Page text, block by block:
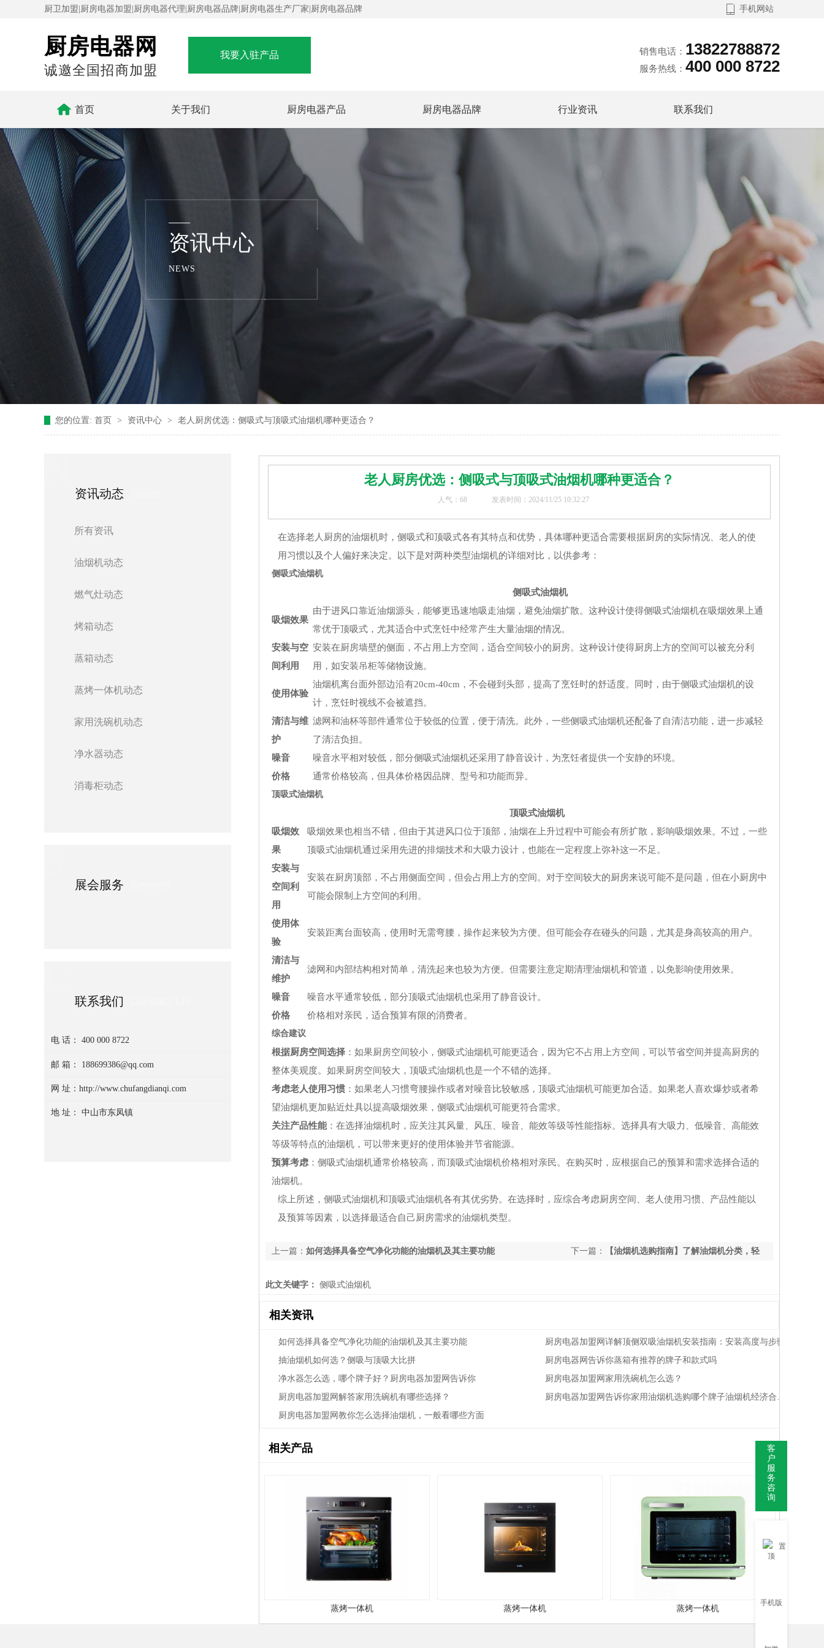
厨卫加盟|厨房电器加盟|厨房电器代理|厨房电器品牌|厨房电器生产厂家|厨房电器品牌  手机网站
厨房电器网
诚邀全国招商加盟
我要入驻产品 销售电话： 13822788872
服务热线： 400 000 8722
 首页 关于我们 厨房电器产品 厨房电器品牌 行业资讯 联系我们
资讯中心
NEWS
您的位置: 首页 > 资讯中心 > 老人厨房优选：侧吸式与顶吸式油烟机哪种更适合？
资讯动态
所有资讯
油烟机动态
燃气灶动态
烤箱动态
蒸箱动态
蒸烤一体机动态
家用洗碗机动态
净水器动态
消毒柜动态
展会服务
联系我们
电 话： 400 000 8722
邮 箱： 188699386@qq.com
网 址：http://www.chufangdianqi.com
地 址： 中山市东凤镇
老人厨房优选：侧吸式与顶吸式油烟机哪种更适合？
人气： 68 发表时间：2024/11/25 10:32:27
在选择老人厨房的油烟机时，侧吸式和顶吸式各有其特点和优势，具体哪种更适合需要根据厨房的实际情况、老人的使
用习惯以及个人偏好来决定。以下是对两种类型油烟机的详细对比，以供参考：
侧吸式油烟机
侧吸式油烟机
吸烟效果
由于进风口靠近油烟源头，能够更迅速地吸走油烟，避免油烟扩散。这种设计使得侧吸式油烟机在吸烟效果上通
常优于顶吸式，尤其适合中式烹饪中经常产生大量油烟的情况。
安装与空
间利用
安装在厨房墙壁的侧面，不占用上方空间，适合空间较小的厨房。这种设计使得厨房上方的空间可以被充分利
用，如安装吊柜等储物设施。
使用体验
油烟机离台面外部边沿有20cm-40cm，不会碰到头部，提高了烹饪时的舒适度。同时，由于侧吸式油烟机的设
计，烹饪时视线不会被遮挡。
清洁与维
护
滤网和油杯等部件通常位于较低的位置，便于清洗。此外，一些侧吸式油烟机还配备了自清洁功能，进一步减轻
了清洁负担。
噪音
噪音水平相对较低，部分侧吸式油烟机还采用了静音设计，为烹饪者提供一个安静的环境。
价格
通常价格较高，但具体价格因品牌、型号和功能而异。
顶吸式油烟机
顶吸式油烟机
吸烟效
果
吸烟效果也相当不错，但由于其进风口位于顶部，油烟在上升过程中可能会有所扩散，影响吸烟效果。不过，一些
顶吸式油烟机通过采用先进的排烟技术和大吸力设计，也能在一定程度上弥补这一不足。
安装与
空间利
用
安装在厨房顶部，不占用侧面空间，但会占用上方的空间。对于空间较大的厨房来说可能不是问题，但在小厨房中
可能会限制上方空间的利用。
使用体
验
安装距离台面较高，使用时无需弯腰，操作起来较为方便。但可能会存在碰头的问题，尤其是身高较高的用户。
清洁与
维护
滤网和内部结构相对简单，清洗起来也较为方便。但需要注意定期清理油烟机和管道，以免影响使用效果。
噪音
噪音水平通常较低，部分顶吸式油烟机也采用了静音设计。
价格
价格相对亲民，适合预算有限的消费者。
综合建议
根据厨房空间选择 ：如果厨房空间较小，侧吸式油烟机可能更适合，因为它不占用上方空间，可以节省空间并提高厨房的
整体美观度。如果厨房空间较大，顶吸式油烟机也是一个不错的选择。
考虑老人使用习惯 ：如果老人习惯弯腰操作或者对噪音比较敏感，顶吸式油烟机可能更加合适。如果老人喜欢爆炒或者希
望油烟机更加贴近灶具以提高吸烟效果，侧吸式油烟机可能更符合需求。
关注产品性能 ：在选择油烟机时，应关注其风量、风压、噪音、能效等级等性能指标。选择具有大吸力、低噪音、高能效
等级等特点的油烟机，可以带来更好的使用体验并节省能源。
预算考虑 ：侧吸式油烟机通常价格较高，而顶吸式油烟机价格相对亲民。在购买时，应根据自己的预算和需求选择合适的
油烟机。
综上所述，侧吸式油烟机和顶吸式油烟机各有其优劣势。在选择时，应综合考虑厨房空间、老人使用习惯、产品性能以
及预算等因素，以选择最适合自己厨房需求的油烟机类型。
下一篇：
【油烟机选购指南】了解油烟机分类，轻
上一篇： 如何选择具备空气净化功能的油烟机及其主要功能
此文关键字： 侧吸式油烟机
相关资讯
如何选择具备空气净化功能的油烟机及其主要功能
厨房电器加盟网详解顶侧双吸油烟机安装指南：安装高度与步骤
抽油烟机如何选？侧吸与顶吸大比拼
厨房电器网告诉你蒸箱有推荐的牌子和款式吗
净水器怎么选，哪个牌子好？厨房电器加盟网告诉你
厨房电器加盟网家用洗碗机怎么选？
厨房电器加盟网解答家用洗碗机有哪些选择？
厨房电器加盟网告诉你家用油烟机选购哪个牌子油烟机经济合适？
厨房电器加盟网教你怎么选择油烟机，一般看哪些方面
相关产品
蒸烤一体机 蒸烤一体机 蒸烤一体机
客
户
服
务
咨
询
置
顶
手机版